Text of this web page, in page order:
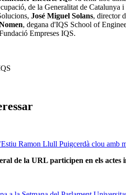
de la Generalitat de
José Miguel Solans, director
, degana d'IQS School of
Empreses IQS.
Ramon Llull Puigcerdà clou amb
de la URL participen en els actes